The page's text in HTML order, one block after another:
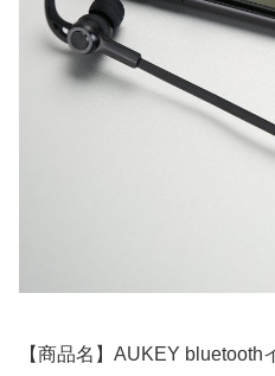
【商品名】AUKEY